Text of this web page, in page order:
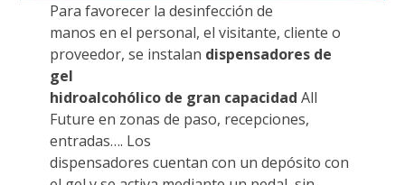
Para favorecer la desinfección de
manos en el personal, el visitante, cliente o
proveedor, se instalan dispensadores de
gel
hidroalcohólico de gran capacidad All
Future en zonas de paso, recepciones,
entradas…. Los
dispensadores cuentan con un depósito con